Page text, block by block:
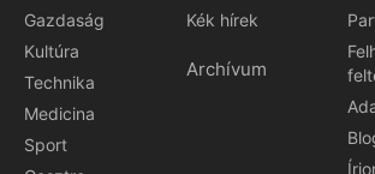
Gazdaság
Kultúra
Technika
Medicina
Sport
Kék hírek
Archívum